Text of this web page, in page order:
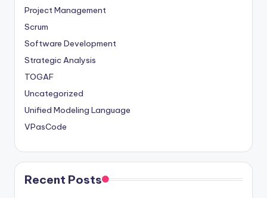
Project Management
Scrum
Software Development
Strategic Analysis
TOGAF
Uncategorized
Unified Modeling Language
VPasCode
Recent Posts